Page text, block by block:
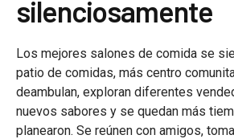
silenciosamente
Los mejores salones de comida se
patio de comidas, más centro
deambulan, exploran diferentes
nuevos sabores y se quedan más
planearon. Se reúnen con amigos,